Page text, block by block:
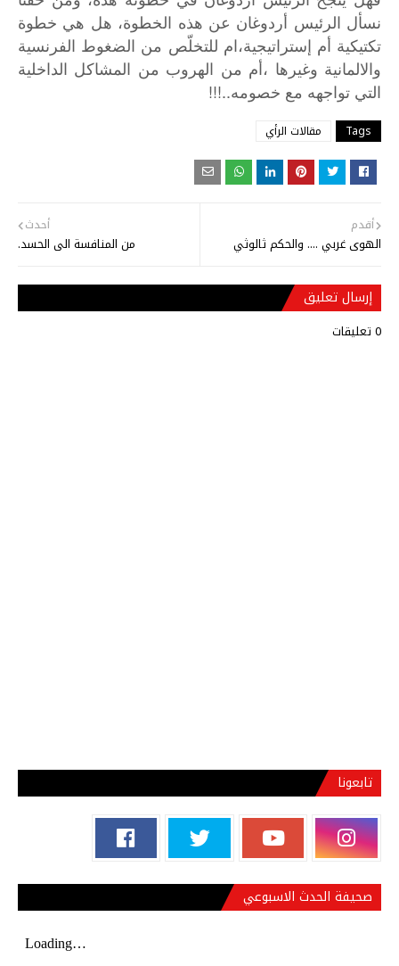
نسأل الرئيس أردوغان عن هذه الخطوة، هل هي خطوة
تكتيكية أم إستراتيجية،ام للتخلّص من الضغوط الفرنسية
والالمانية وغيرها ،أم من الهروب من المشاكل الداخلية
التي تواجهه مع خصومه..!!!
Tags مقالات الرأي
أحدث
من المنافسة الى الحسد.
أقدم
الهوى غربي .... والحكم ثالوثي
إرسال تعليق
0 تعليقات
تابعونا
صحيفة الحدث الاسبوعي